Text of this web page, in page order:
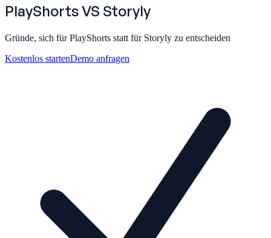
PlayShortsVS Storyly
Gründe, sich für PlayShorts statt für Storyly zu entscheiden
Kostenlos startenDemo anfragen